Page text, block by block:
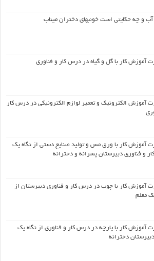
آب و چه حکایتی است خونبهای دختران میناب
آموزش کار با گل و گیاه در درس کار و فناوری
آموزش الکترونیک و تعمیر لوازم الکترونیکی در درس کار
آموزش کار با ورق مس و تولید صنایع دستی از نگاه یک
و فناوری دبیرستان پسرانه و دخترانه
آموزش کار با چوب در درس کار و فناوری دبیرستان از
معلم
آموزش کار با پارچه در درس کار و فناوری از نگاه یک
دخترانه